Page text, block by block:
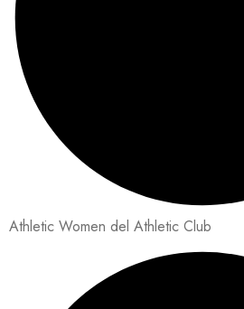
Athletic Women del Athletic Club